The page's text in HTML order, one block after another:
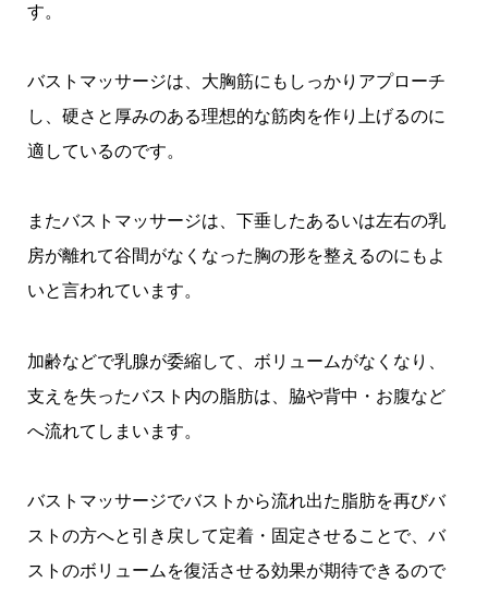
す。
バストマッサージは、大胸筋にもしっかりアプローチ
し、硬さと厚みのある理想的な筋肉を作り上げるのに
適しているのです。
またバストマッサージは、下垂したあるいは左右の乳
房が離れて谷間がなくなった胸の形を整えるのにもよ
いと言われています。
加齢などで乳腺が委縮して、ボリュームがなくなり、
支えを失ったバスト内の脂肪は、脇や背中・お腹など
へ流れてしまいます。
バストマッサージでバストから流れ出た脂肪を再びバ
ストの方へと引き戻して定着・固定させることで、バ
ストのボリュームを復活させる効果が期待できるので